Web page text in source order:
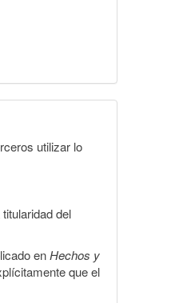
utilizar lo
del
enHechos y
que el